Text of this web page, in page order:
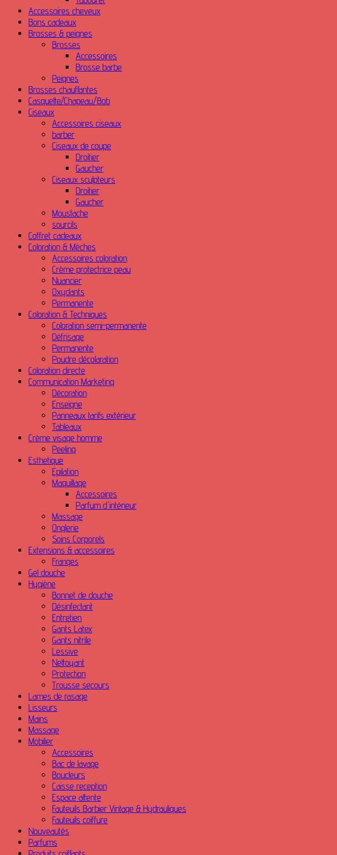
Accessoires cheveux
Bons cadeaux
Brosses & peignes
Brosses
Accessoires
Brosse barbe
Peignes
Brosses chauffantes
Casquette/Chapeau/Bob
Ciseaux
Accessoires ciseaux
barber
Ciseaux de coupe
Droitier
Gaucher
Ciseaux sculpteurs
Droitier
Gaucher
Moustache
sourcils
Coffret cadeaux
Coloration & Mèches
Accessoires coloration
Crème protectrice peau
Nuancier
Oxydants
Permanente
Coloration & Techniques
Coloration semi-permanente
Défrisage
Permanente
Poudre décolaration
Coloration directe
Communication Marketing
Décoration
Enseigne
Panneaux tarifs extérieur
Tableaux
Crème visage homme
Peeling
Esthetique
Epilation
Maquillage
Accessoires
Parfum d'intérieur
Massage
Onglerie
Soins Corporels
Extensions & accessoires
Franges
Gel douche
Hygiène
Bonnet de douche
Désinfectant
Entretien
Gants Latex
Gants nitrile
Lessive
Nettoyant
Protection
Trousse secours
Lames de rasage
Lisseurs
Mains
Massage
Mobilier
Accessoires
Bac de lavage
Boucleurs
Caisse reception
Espace attente
Fauteuils Barbier Vintage & Hydrauliques
Fauteuils coiffure
Nouveautés
Parfums